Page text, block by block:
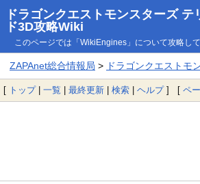
ドラゴンクエストモンスターズ
ド3D攻略Wiki
このページでは「WikiEngines」について攻略して
ZAPAnet総合情報局 > ドラゴンクエストモ
[ トップ| 一覧 | 最終更新 | 検索 | ヘルプ] [ ペ